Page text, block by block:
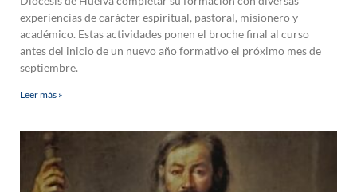
experiencias de carácter espiritual, pastoral, misionero y
académico. Estas actividades ponen el broche final al curso
antes del inicio de un nuevo año formativo el próximo mes de
septiembre.
Leer más »